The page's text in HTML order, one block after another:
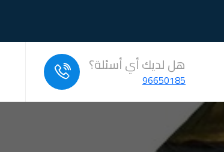
هل لديك أي أسئلة؟
96650185